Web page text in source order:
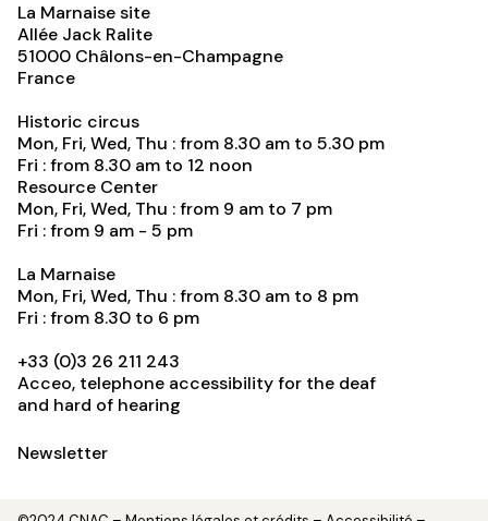
La Marnaise site
Allée Jack Ralite
51000 Châlons-en-Champagne
France
Historic circus
Mon, Fri, Wed, Thu : from 8.30 am to 5.30 pm
Fri : from 8.30 am to 12 noon
Resource Center
Mon, Fri, Wed, Thu : from 9 am to 7 pm
Fri : from 9 am - 5 pm
La Marnaise
Mon, Fri, Wed, Thu : from 8.30 am to 8 pm
Fri : from 8.30 to 6 pm
+33 (0)3 26 211 243
Acceo, telephone accessibility for the deaf
and hard of hearing
Newsletter